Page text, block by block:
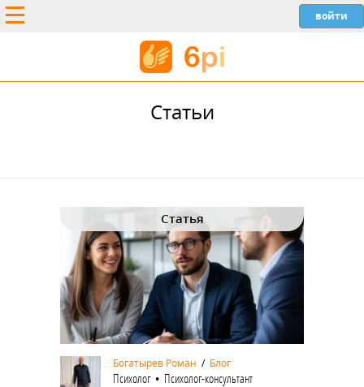
Статьи
Статья
Богатырев Роман / Блог
Психолог • Психолог-консультант